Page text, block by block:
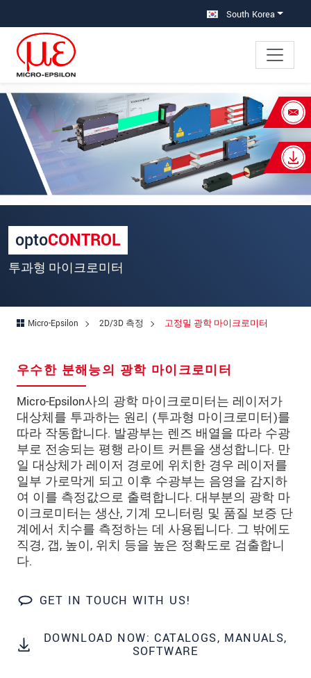
South Korea
optoCONTROL
투과형 마이크로미터
Micro-Epsilon 2D/3D 측정 고정밀 광학 마이크로미터
우수한 분해능의 광학 마이크로미터
Micro-Epsilon사의 광학 마이크로미터는 레이저가
대상체를 투과하는 원리 (투과형 마이크로미터)를
따라 작동합니다. 발광부는 렌즈 배열을 따라 수광
부로 전송되는 평행 라이트 커튼을 생성합니다. 만
일 대상체가 레이저 경로에 위치한 경우 레이저를
일부 가로막게 되고 이후 수광부는 음영을 감지하
여 이를 측정값으로 출력합니다. 대부분의 광학 마
이크로미터는 생산, 기계 모니터링 및 품질 보증 단
계에서 치수를 측정하는 데 사용됩니다. 그 밖에도
직경, 갭, 높이, 위치 등을 높은 정확도로 검출합니
다.
GET IN TOUCH WITH US!
DOWNLOAD NOW: CATALOGS, MANUALS,
SOFTWARE
×
Your request for: 고정밀 광학 마이크
로미터
성명
우편번호
국가*
E-Mail*
문의 내용*
* 필수 항목
당사는 개인 정보 보호를 최우선으로 생각합니다.
자세한 내용은개인정보처리방침을 참고하시기
바랍니다.